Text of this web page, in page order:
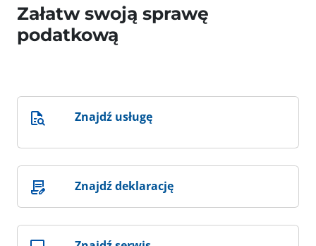
Załatw swoją sprawę
podatkową
Znajdź usługę
Znajdź deklarację